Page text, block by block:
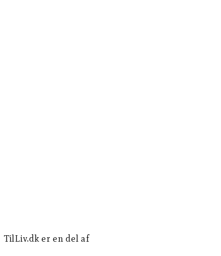
TilLiv.dk er en del af